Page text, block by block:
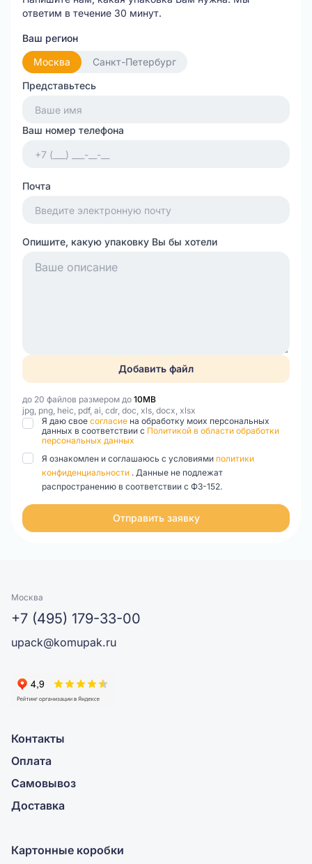
ответим в течение 30 минут.
Ваш регион
Москва
Санкт-Петербург
Представьтесь
Ваш номер телефона
Почта
Опишите, какую упаковку Вы бы хотели
Добавить файл
до 20 файлов размером до 10MB
jpg, png, heic, pdf, ai, cdr, doc, xls, docx, xlsx
Я даю свое согласие на обработку моих персональных
данных в соответствии с Политикой в области обработки
персональных данных
Я ознакомлен и соглашаюсь с условиями политики
конфиденциальности . Данные не подлежат
распространению в соответствии с ФЗ-152.
Отправить заявку
Москва
+7 (495) 179-33-00
upack@komupak.ru
Контакты
Оплата
Самовывоз
Доставка
Картонные коробки